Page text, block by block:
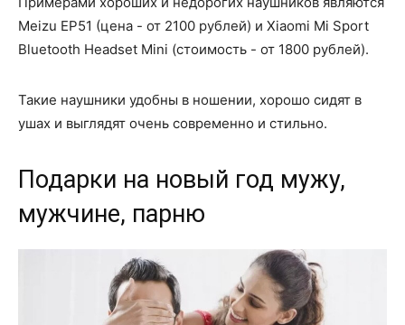
Meizu EP51 (цена - от 2100 рублей) и Xiaomi Mi Sport
Bluetooth Headset Mini (стоимость - от 1800 рублей).
Такие наушники удобны в ношении, хорошо сидят в
ушах и выглядят очень современно и стильно.
Подарки на новый год мужу,
мужчине, парню